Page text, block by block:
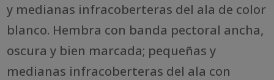
y medianas infracoberteras del ala de color
blanco. Hembra con banda pectoral ancha,
oscura y bien marcada; pequeñas y
medianas infracoberteras del ala con